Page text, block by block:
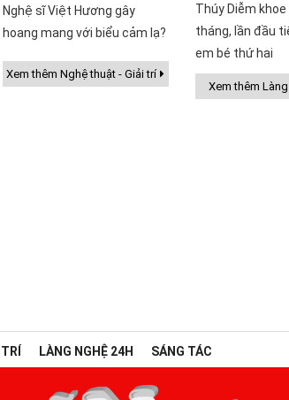
Nghệ sĩ Việt Hương gây
hoang mang với biểu cảm lạ?
Xem thêm Nghệ thuật - Giải trí
Thúy Diễm
tháng, lần đầu
em bé thứ hai
Xem thêm
LÀNG NGHỆ 24H SÁNG TÁC